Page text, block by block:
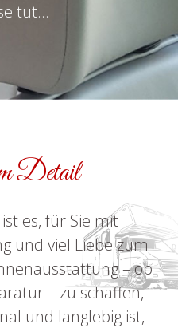
tut…
Detail
es, für Sie mit
und viel Liebe zum
– ob
– zu schaffen,
und langlebig ist,